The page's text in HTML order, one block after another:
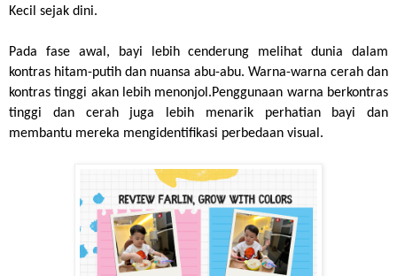
Kecil sejak dini.
Pada fase awal, bayi lebih cenderung melihat dunia dalam
kontras hitam-putih dan nuansa abu-abu. Warna-warna cerah dan
kontras tinggi akan lebih menonjol.Penggunaan warna berkontras
tinggi dan cerah juga lebih menarik perhatian bayi dan
membantu mereka mengidentifikasi perbedaan visual.